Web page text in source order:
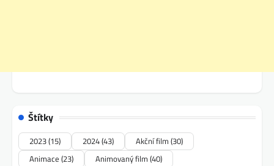
Štítky
2023(15) 2024(43) Akční film (30)
Animace (23) Animovaný film (40)